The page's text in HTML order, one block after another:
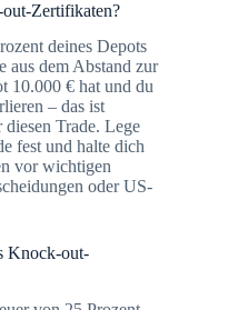
Zertifikaten?
deines Depots
aus dem Abstand zur
10.000 € hat und du
– das ist
Trade. Lege
fest und halte dich
vor wichtigen
oder US-
Knock-out-